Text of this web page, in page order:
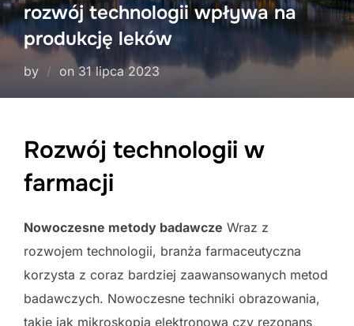
rozwój technologii wpływa na
produkcję leków
by on Posted
31 lipca 2023
Rozwój technologii w
farmacji
Nowoczesne metody badawcze Wraz z
rozwojem technologii, branża farmaceutyczna
korzysta z coraz bardziej zaawansowanych metod
badawczych. Nowoczesne techniki obrazowania,
takie jak mikroskopia elektronowa czy rezonans